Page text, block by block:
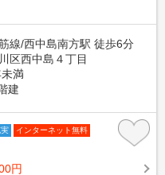
線/西中島南方駅 徒歩6分
区西中島４丁目
満
建
インターネット無料
円